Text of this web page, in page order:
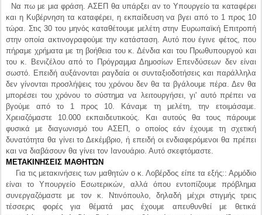
σωστό. Επειδή αυξάνονται ραγδαία οι συνταξιοδοτήσεις και παράλληλα
δεν γίνονται προσλήψεις του χρόνου δεν θα τα βγάλουμε πέρα. Δεν θα
μπορέσει του χρόνου το σύστημα να λειτουργήσει, γι' αυτό πρέπει να
βγούμε από το 1 προς 10. Κάναμε τη μελέτη, την ετοιμάσαμε.
Χρειαζόμαστε 10.000 εκπαιδευτικούς. Και αυτούς θα τους πάρουμε
φυσικά με διαγωνισμό του ΑΣΕΠ, ο οποίος εάν έχουμε τη σχετική
δυνατότητα θα γίνει το Δεκέμβριο, ή επειδή οι ενδιαφερόμενοι θα πρέπει
και να διαβάσουν θα γίνει τον Ιανουάριο. Αυτό σκεφτόμαστε.
ΜΕΤΑΚΙΝΗΣΕΙΣ ΜΑΘΗΤΏΝ
Για τις μετακινήσεις των μαθητών ο κ. Λοβέρδος είπε τα εξής:: Αρμόδιο
είναι το Υπουργείο Εσωτερικών, αλλά όπου εντοπίζουμε πρόβλημα
συνεργαζόμαστε με τον κ. Ντινόπουλο, δηλαδή μέχρι στιγμής τρεις
τέσσερις φορές για θέματά μας έχουμε απευθυνθεί με θετικά
αποτελέσματα. Δηλαδή η δική μας η ευθύνη είναι εκεί να εντοπίζουμε το
πρόβλημα και να απευθυνόμαστε στον αρμόδιο. Δεν το λέω για να
βγούμε από την ευθύνη, συνολική ευθύνη έχουμε ως Κυβέρνηση.
Δημοσιεύτηκε 24th September 2014από τον χρήστηΛάζαρος